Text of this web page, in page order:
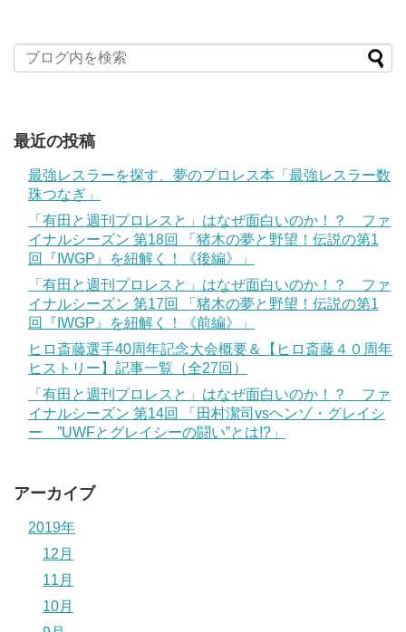
最近の投稿
最強レスラーを探す、夢のプロレス本「最強レスラー数
珠つなぎ」
「有田と週刊プロレスと」はなぜ面白いのか！？ ファ
イナルシーズン 第18回 「猪木の夢と野望！伝説の第1
回『IWGP』を紐解く！《後編》」
「有田と週刊プロレスと」はなぜ面白いのか！？ ファ
イナルシーズン 第17回 「猪木の夢と野望！伝説の第1
回『IWGP』を紐解く！《前編》」
ヒロ斎藤選手40周年記念大会概要＆【ヒロ斎藤４０周年
ヒストリー】記事一覧（全27回）
「有田と週刊プロレスと」はなぜ面白いのか！？ ファ
イナルシーズン 第14回 「田村潔司vsヘンゾ・グレイシ
ー ”UWFとグレイシーの闘い”とは!?」
アーカイブ
2019年
12月
11月
10月